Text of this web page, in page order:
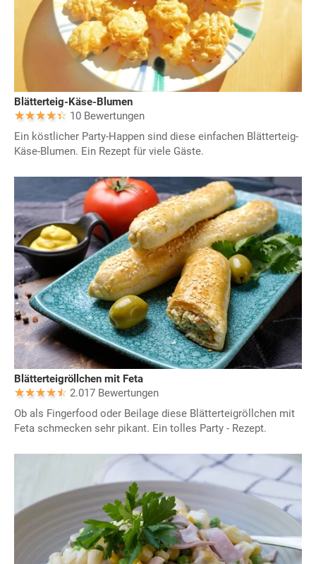
Blätterteig-Käse-Blumen
10 Bewertungen
Ein köstlicher Party-Happen sind diese einfachen Blätterteig-
Käse-Blumen. Ein Rezept für viele Gäste.
Blätterteigröllchen mit Feta
2.017 Bewertungen
Ob als Fingerfood oder Beilage diese Blätterteigröllchen mit
Feta schmecken sehr pikant. Ein tolles Party - Rezept.